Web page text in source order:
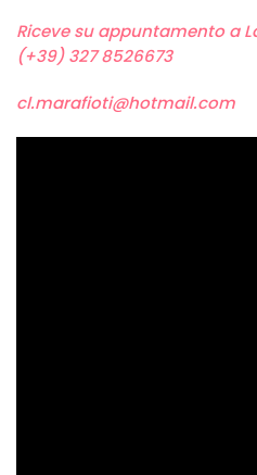
Riceve su appuntamento a
(+39) 327 8526673
cl.marafioti@hotmail.com